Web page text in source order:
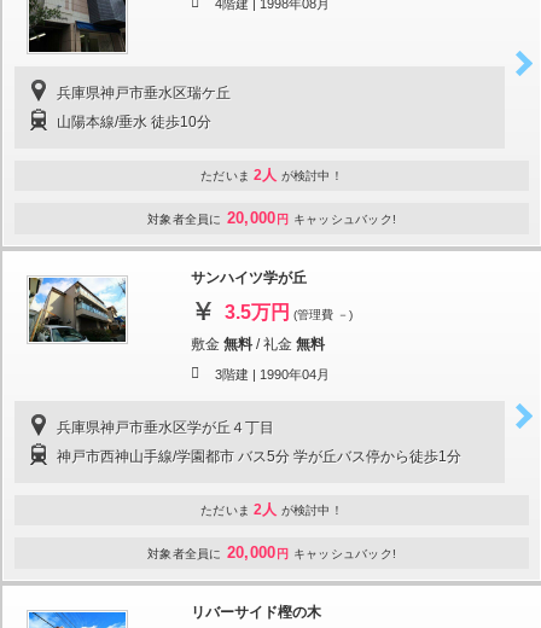
4階建 | 1998年08月
兵庫県神戸市垂水区瑞ケ丘
山陽本線/垂水 徒歩10分
ただいま 2人 が検討中！
対象者全員に 20,000 円 キャッシュバック!
サンハイツ学が丘
3.5万円 (管理費 －)
敷金 無料 /礼金 無料
3階建 | 1990年04月
兵庫県神戸市垂水区学が丘４丁目
神戸市西神山手線/学園都市 バス5分 学が丘バス停から徒歩1分
ただいま 2人 が検討中！
対象者全員に 20,000 円 キャッシュバック!
リバーサイド樫の木